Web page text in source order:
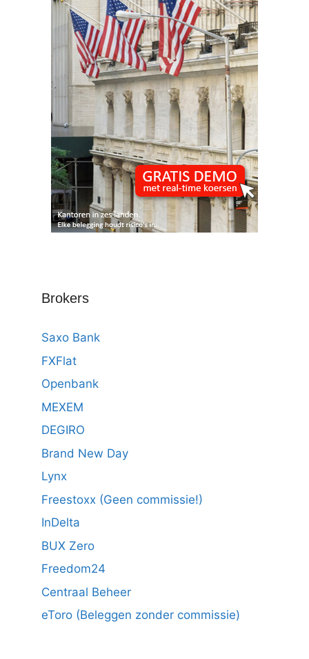
Brokers
Saxo Bank
FXFlat
Openbank
MEXEM
DEGIRO
Brand New Day
Lynx
Freestoxx (Geen commissie!)
InDelta
BUX Zero
Freedom24
Centraal Beheer
eToro (Beleggen zonder commissie)